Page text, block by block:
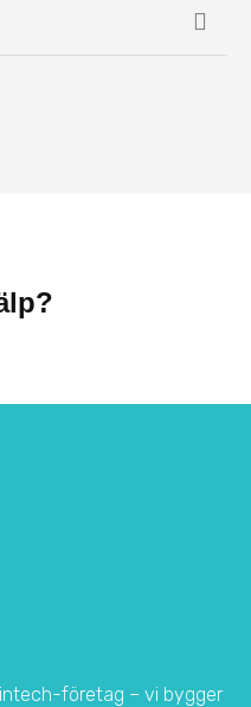
företag – vi bygger